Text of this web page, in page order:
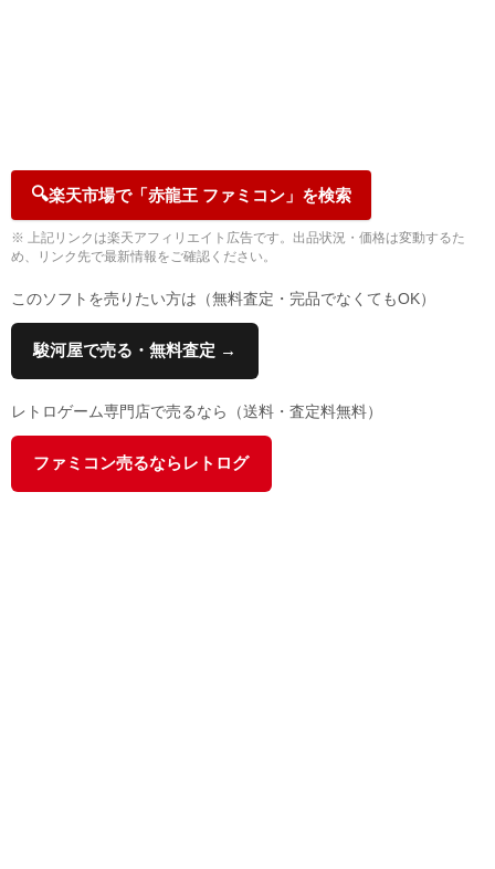
🔍楽天市場で「赤龍王 ファミコン」を検索
※ 上記リンクは楽天アフィリエイト広告です。出品状況・価格は変動するた
め、リンク先で最新情報をご確認ください。
このソフトを売りたい方は（無料査定・完品でなくてもOK）
駿河屋で売る・無料査定 →
レトロゲーム専門店で売るなら（送料・査定料無料）
ファミコン売るならレトログ